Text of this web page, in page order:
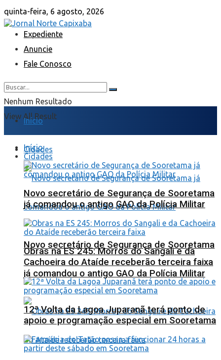
quinta-feira, 6 agosto, 2026
Expediente
Anuncie
Fale Conosco
Nenhum Resultado
View All Result
Início
Cidades
Novo secretário de Segurança de Sooretama
já comandou o antigo GAO da Polícia Militar
Início
Cidades
Novo secretário de Segurança de Sooretama
já comandou o antigo GAO da Polícia Militar
Obras na ES 245: Morros do Sangali e da
Cachoeira do Ataíde receberão terceira faixa
12ª Volta da Lagoa Juparanã terá ponto de
apoio e programação especial em Sooretama